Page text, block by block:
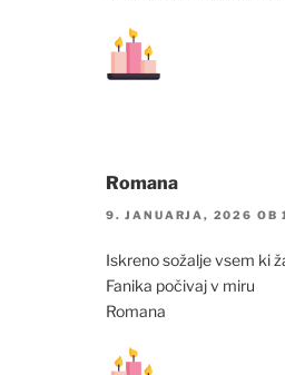
Romana
9. JANUARJA, 2026 OB
Iskreno sožalje vsem ki
Fanika počivaj v miru
Romana